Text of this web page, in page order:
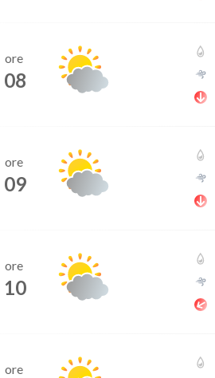
ore
08
ore
09
ore
10
ore